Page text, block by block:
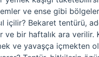
ve ense gibi
içilir? Bekaret tentürü,
bir haftalık ara verilir.
ve yavaşça içmekten